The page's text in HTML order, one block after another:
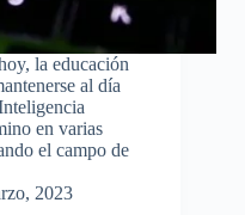
la educación
al día
en varias
el campo de
2023